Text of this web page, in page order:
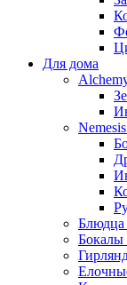
Для дома
Блюдца
Бокалы